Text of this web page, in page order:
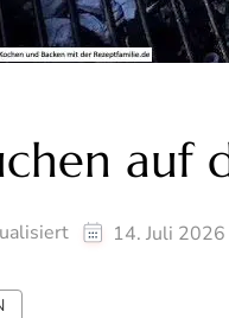
auf
14. Juli 2026